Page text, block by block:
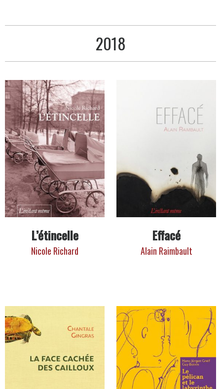
Livres
en
2018
L’étincelle
Nicole Richard
Effacé
Alain Raimbault